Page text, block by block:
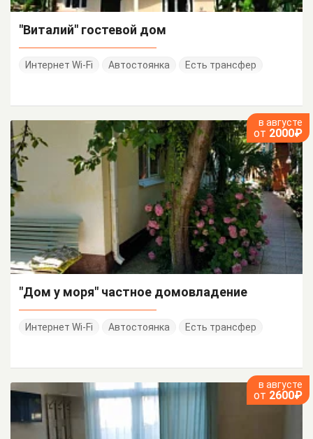
"Виталий" гостевой дом
Интернет Wi-Fi Автостоянка Есть трансфер
в августе
от 2000₽
"Дом у моря" частное домовладение
Интернет Wi-Fi Автостоянка Есть трансфер
в августе
от 2600₽